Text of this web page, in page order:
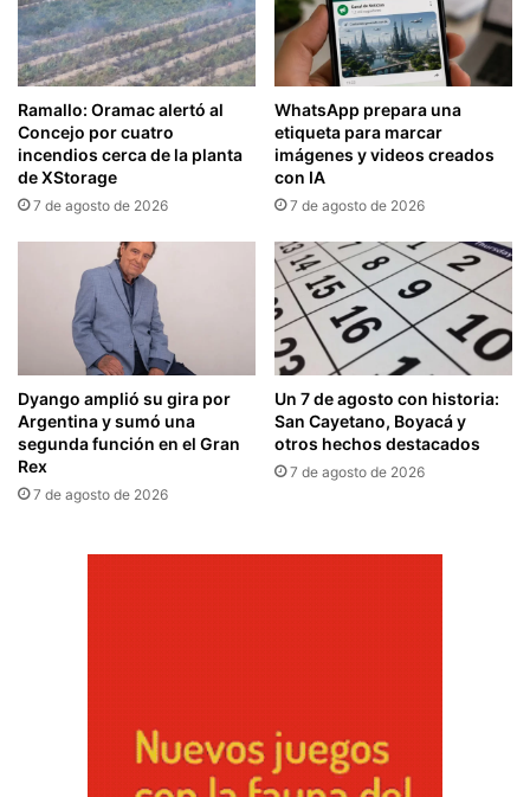
Ramallo: Oramac alertó al
Concejo por cuatro
incendios cerca de la planta
de XStorage
7 de agosto de 2026
WhatsApp prepara una
etiqueta para marcar
imágenes y videos creados
con IA
7 de agosto de 2026
Dyango amplió su gira por
Argentina y sumó una
segunda función en el Gran
Rex
7 de agosto de 2026
Un 7 de agosto con historia:
San Cayetano, Boyacá y
otros hechos destacados
7 de agosto de 2026